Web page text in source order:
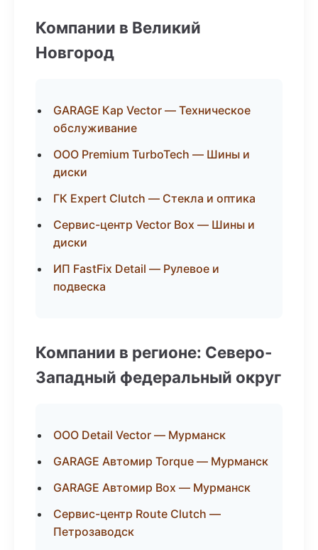
Компании в Великий
Новгород
GARAGE Кар Vector — Техническое
обслуживание
ООО Premium TurboTech — Шины и
диски
ГК Expert Clutch — Стекла и оптика
Сервис-центр Vector Box — Шины и
диски
ИП FastFix Detail — Рулевое и
подвеска
Компании в регионе: Северо-
Западный федеральный округ
ООО Detail Vector — Мурманск
GARAGE Автомир Torque — Мурманск
GARAGE Автомир Box — Мурманск
Сервис-центр Route Clutch —
Петрозаводск